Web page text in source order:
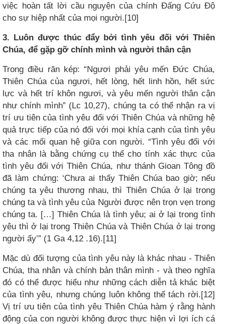
việc hoàn tất lời cầu nguyện của chính Đấng Cứu Độ
cho sự hiệp nhất của mọi người.[10]
3. Luôn được thúc đẩy bởi tình yêu đối với Thiên
Chúa, để gặp gỡ chính mình và người thân cận
Trong điều răn kép: “Ngươi phải yêu mến Đức Chúa,
Thiên Chúa của ngươi, hết lòng, hết linh hồn, hết sức
lực và hết trí khôn ngươi, và yêu mến người thân cận
như chính mình” (Lc 10,27), chúng ta có thể nhận ra vị
trí ưu tiên của tình yêu đối với Thiên Chúa và những hệ
quả trực tiếp của nó đối với mọi khía cạnh của tình yêu
và các mối quan hệ giữa con người. “Tình yêu đối với
tha nhân là bằng chứng cụ thể cho tính xác thực của
tình yêu đối với Thiên Chúa, như thánh Gioan Tông đồ
đã làm chứng: ‘Chưa ai thấy Thiên Chúa bao giờ; nếu
chúng ta yêu thương nhau, thì Thiên Chúa ở lại trong
chúng ta và tình yêu của Người được nên trọn vẹn trong
chúng ta. […] Thiên Chúa là tình yêu; ai ở lại trong tình
yêu thì ở lại trong Thiên Chúa và Thiên Chúa ở lại trong
người ấy’” (1 Ga 4,12 .16).[11]
Mặc dù đối tượng của tình yêu này là khác nhau - Thiên
Chúa, tha nhân và chính bản thân mình - và theo nghĩa
đó có thể được hiểu như những cách diễn tả khác biệt
của tình yêu, nhưng chúng luôn không thể tách rời.[12]
Vị trí ưu tiên của tình yêu Thiên Chúa hàm ý rằng hành
động của con người không được thực hiện vì lợi ích cá